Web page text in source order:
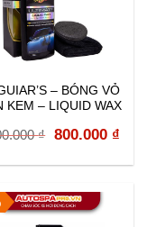
– BÓNG VỎ
KEM – LIQUID WAX
₫ Original
1.000.000 ₫.
800.000 ₫